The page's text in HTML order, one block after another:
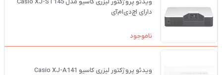
ویدئو پروژکتور لیزری کاسیو مدل Casio XJ-ST145
دارای اچ‌دی‌ام‌آی
ناموجود
ویدئو پروژکتور لیزری کاسیو Casio XJ-A141